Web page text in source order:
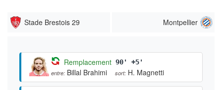
Stade Brestois 29 Montpellier
Remplacement 90' +5'
entre: Billal Brahimi sort: H. Magnetti